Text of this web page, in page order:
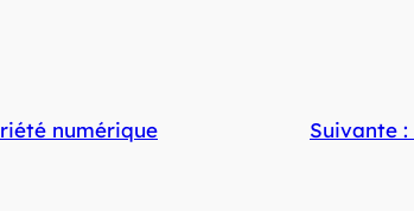
numérique Suivante :